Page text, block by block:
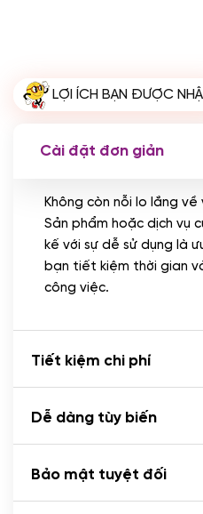
(+200.000 VND)
CÀI ĐẶT PLUGINS
Cài đặt plugin
(+100.000 VND)
Cài plugin xử lý
LỢI ÍCH BẠN ĐƯỢC
Cài đặt đơn giản
Không còn nỗi lo lắng
Sản phẩm hoặc dịch vụ
kế với sự dễ sử dụng là
bạn tiết kiệm thời gian
công việc.
Tiết kiệm chi phí
Dễ dàng tùy biến
Bảo mật tuyệt đối